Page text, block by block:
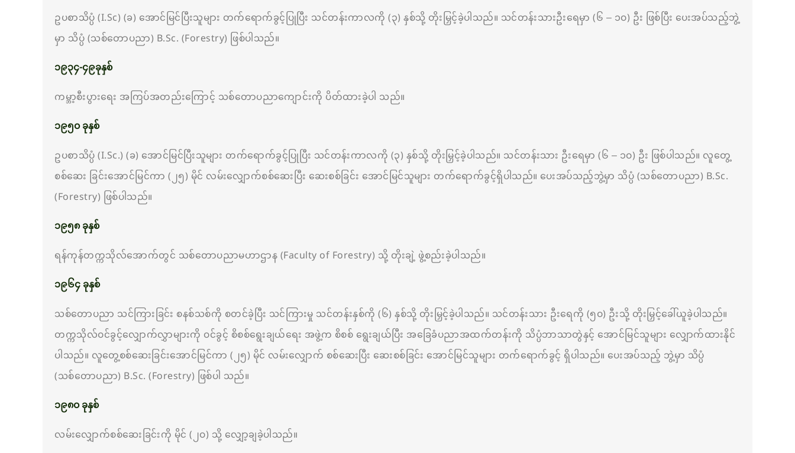
ဥပစာသိပ္ပံ (I.Sc) (ခ) အောင်မြင်ပြီးသူများ တက်ရောက်ခွင့်ပြုပြီး သင်တန်းကာလကို (၃) နှစ်သို့ တိုးမြှင့်ခဲ့ပါသည်။ သင်တန်းသားဦးရေမှာ (၆ – ၁၀) ဦး ဖြစ်ပြီး ပေးအပ်သည့်ဘွဲ့
မှာ သိပ္ပံ (သစ်တောပညာ) B.Sc. (Forestry) ဖြစ်ပါသည်။
၁၉၃၄-၄၉ခုနှစ်
ကမ္ဘာ့စီးပွားရေး အကြပ်အတည်းကြောင့် သစ်တောပညာကျောင်းကို ပိတ်ထားခဲ့ပါ သည်။
၁၉၅၀ ခုနှစ်
ဥပစာသိပ္ပံ (I.Sc.) (ခ) အောင်မြင်ပြီးသူများ တက်ရောက်ခွင့်ပြုပြီး သင်တန်းကာလကို (၃) နှစ်သို့ တိုးမြှင့်ခဲ့ပါသည်။ သင်တန်းသား ဦးရေမှာ (၆ – ၁၀) ဦး ဖြစ်ပါသည်။ လူတွေ့
စစ်ဆေး ခြင်းအောင်မြင်ကာ (၂၅) မိုင် လမ်းလျှောက်စစ်ဆေးပြီး ဆေးစစ်ခြင်း အောင်မြင်သူများ တက်ရောက်ခွင့်ရှိပါသည်။ ပေးအပ်သည့်ဘွဲ့မှာ သိပ္ပံ (သစ်တောပညာ) B.Sc.
(Forestry) ဖြစ်ပါသည်။
၁၉၅၈ ခုနှစ်
ရန်ကုန်တက္ကသိုလ်အောက်တွင် သစ်တောပညာမဟာဌာန (Faculty of Forestry) သို့ တိုးချဲ့ ဖွဲ့စည်းခဲ့ပါသည်။
၁၉၆၄ခုနှစ်
သစ်တောပညာ သင်ကြားခြင်း စနစ်သစ်ကို စတင်ခဲ့ပြီး သင်ကြားမှု သင်တန်းနှစ်ကို (၆) နှစ်သို့ တိုးမြှင့်ခဲ့ပါသည်။ သင်တန်းသား ဦးရေကို (၅၀) ဦးသို့ တိုးမြှင့်ခေါ်ယူခဲ့ပါသည်။
တက္ကသိုလ်ဝင်ခွင့်လျှောက်လွှာများကို ဝင်ခွင့် စိစစ်ရွေးချယ်ရေး အဖွဲ့က စိစစ် ရွေးချယ်ပြီး အခြေခံပညာအထက်တန်းကို သိပ္ပံဘာသာတွဲနှင့် အောင်မြင်သူများ လျှောက်ထားနိုင်
ပါသည်။ လူတွေ့စစ်ဆေးခြင်းအောင်မြင်ကာ (၂၅) မိုင် လမ်းလျှောက် စစ်ဆေးပြီး ဆေးစစ်ခြင်း အောင်မြင်သူများ တက်ရောက်ခွင့် ရှိပါသည်။ ပေးအပ်သည့် ဘွဲ့မှာ သိပ္ပံ
(သစ်တောပညာ) B.Sc. (Forestry) ဖြစ်ပါ သည်။
၁၉၈၀ ခုနှစ်
လမ်းလျှောက်စစ်ဆေးခြင်းကို မိုင် (၂၀) သို့ လျှော့ချခဲ့ပါသည်။